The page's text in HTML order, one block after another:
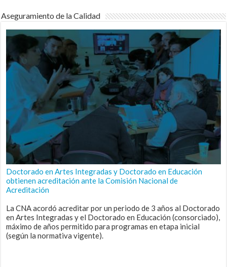
Aseguramiento de la Calidad
Doctorado en Artes Integradas y Doctorado en Educación
obtienen acreditación ante la Comisión Nacional de
Acreditación
La CNA acordó acreditar por un periodo de 3 años al Doctorado
en Artes Integradas y el Doctorado en Educación (consorciado),
máximo de años permitido para programas en etapa inicial
(según la normativa vigente).